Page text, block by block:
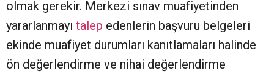
olmak gerekir. Merkezi sınav muafiyetinden
yararlanmayı talep edenlerin başvuru belgeleri
ekinde muafiyet durumları kanıtlamaları halinde
ön değerlendirme ve nihai değerlendirme